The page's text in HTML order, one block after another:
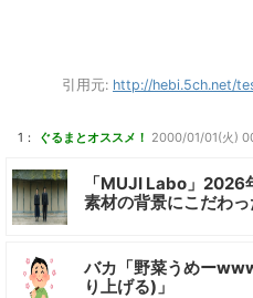
引用元: http://hebi.5ch.net/
1： ぐるまとオススメ！ 2000/01/01(火)
「MUJI Labo」2026
素材の背景にこだわ
バカ「野菜うめー
り上げる)」